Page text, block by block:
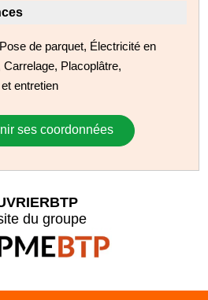
de parquet, Électricité en
Placoplâtre,
entretien
ses coordonnées
du groupe